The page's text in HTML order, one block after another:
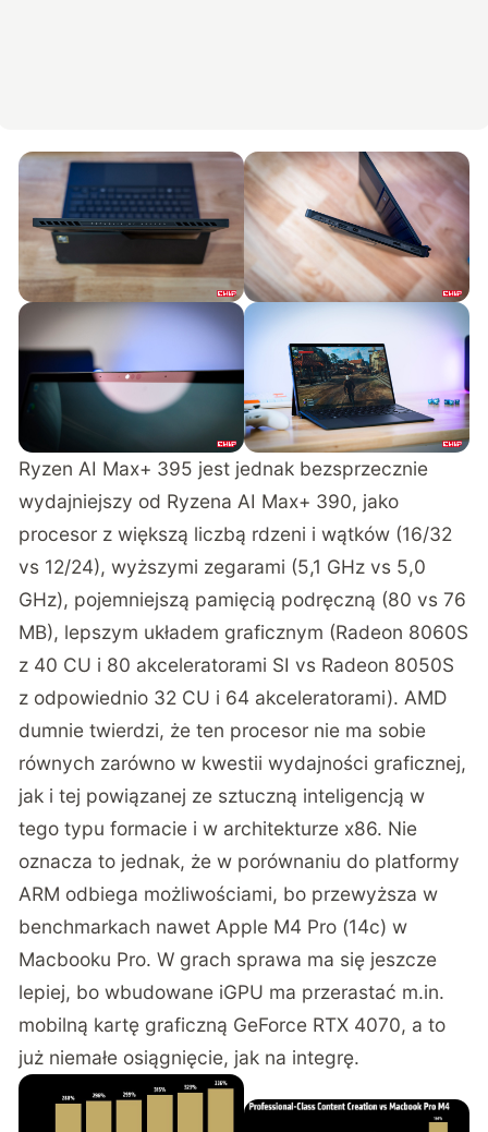
Ryzen AI Max+ 395 jest jednak bezsprzecznie
wydajniejszy od Ryzena AI Max+ 390, jako
procesor z większą liczbą rdzeni i wątków (16/32
vs 12/24), wyższymi zegarami (5,1 GHz vs 5,0
GHz), pojemniejszą pamięcią podręczną (80 vs 76
MB), lepszym układem graficznym (Radeon 8060S
z 40 CU i 80 akceleratorami SI vs Radeon 8050S
z odpowiednio 32 CU i 64 akceleratorami). AMD
dumnie twierdzi, że ten procesor nie ma sobie
równych zarówno w kwestii wydajności graficznej,
jak i tej powiązanej ze sztuczną inteligencją w
tego typu formacie i w architekturze x86. Nie
oznacza to jednak, że w porównaniu do platformy
ARM odbiega możliwościami, bo przewyższa w
benchmarkach nawet Apple M4 Pro (14c) w
Macbooku Pro. W grach sprawa ma się jeszcze
lepiej, bo wbudowane iGPU ma przerastać m.in.
mobilną kartę graficzną GeForce RTX 4070, a to
już niemałe osiągnięcie, jak na integrę.